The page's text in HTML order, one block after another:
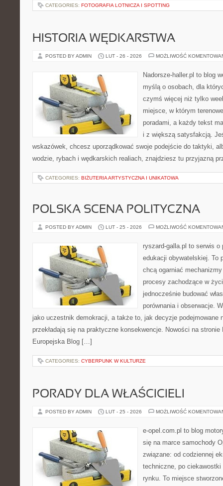
CATEGORIES: FOTOGRAFIA LOTNICZA I SPOTTING
HISTORIA WĘDKARSTWA
POSTED BY ADMIN LUT - 26 - 2026 MOŻLIWOŚĆ
Nadorsze-haller.pl to blog
myślą o osobach, dla
czymś więcej niż tylko
miejsce, w którym
poradami, a każdy tekst
i z większą satysfakcją.
wskazówek, chcesz uporządkować swoje podejście do taktyki,
wodzie, rybach i wędkarskich realiach, znajdziesz tu przyjazną
CATEGORIES: BIŻUTERIA ARTYSTYCZNA I UNIKATOWA
POLSKA SCENA POLITYCZNA
POSTED BY ADMIN LUT - 25 - 2026 MOŻLIWOŚĆ
ryszard-galla.pl to serwis
edukacji obywatelskiej. To
chcą ogarniać
procesy zachodzące w
jednocześnie budować
porównania i obserwacje.
jako uczestnik demokracji, a także to, jak decyzje podejmowane
przekładają się na praktyczne konsekwencje. Nowości na
Europejska Blog […]
CATEGORIES: CYBERPUNK W KULTURZE
PORADY DLA WŁAŚCICIELI
POSTED BY ADMIN LUT - 25 - 2026 MOŻLIWOŚĆ
e-opel.com.pl to blog
się na marce samochody
związane: od codziennej
techniczne, po
rynku. To miejsce